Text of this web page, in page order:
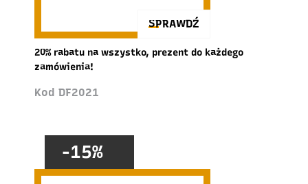
SPRAWDŹ
20% rabatu na wszystko, prezent do każdego
zamówienia!
Kod DF2021
-15%